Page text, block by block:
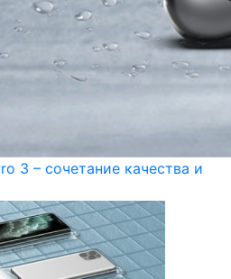
3 – сочетание качества и